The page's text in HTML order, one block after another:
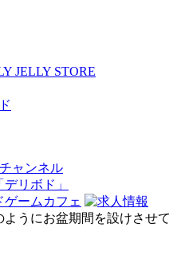
JELLY STORE
ようにお盆期間を設けさせて